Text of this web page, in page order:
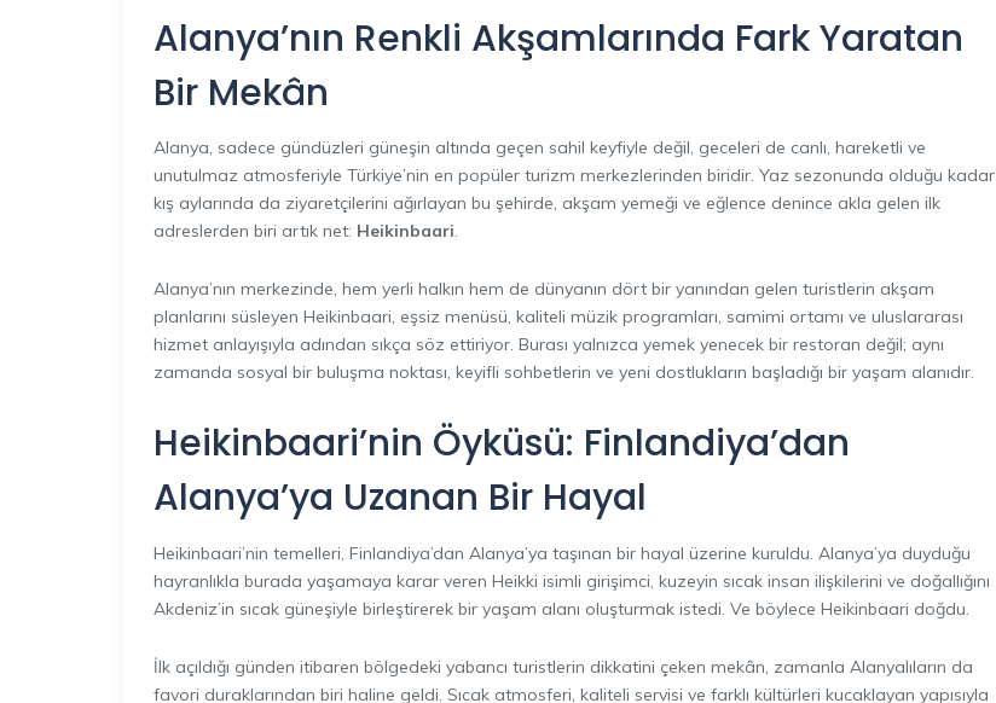
Alanya’nın Renkli Akşamlarında Fark Yaratan
Bir Mekân
Alanya, sadece gündüzleri güneşin altında geçen sahil keyfiyle değil, geceleri de canlı, hareketli ve
unutulmaz atmosferiyle Türkiye’nin en popüler turizm merkezlerinden biridir. Yaz sezonunda olduğu kadar
kış aylarında da ziyaretçilerini ağırlayan bu şehirde, akşam yemeği ve eğlence denince akla gelen ilk
adreslerden biri artık net: Heikinbaari.
Alanya’nın merkezinde, hem yerli halkın hem de dünyanın dört bir yanından gelen turistlerin akşam
planlarını süsleyen Heikinbaari, eşsiz menüsü, kaliteli müzik programları, samimi ortamı ve uluslararası
hizmet anlayışıyla adından sıkça söz ettiriyor. Burası yalnızca yemek yenecek bir restoran değil; aynı
zamanda sosyal bir buluşma noktası, keyifli sohbetlerin ve yeni dostlukların başladığı bir yaşam alanıdır.
Heikinbaari’nin Öyküsü: Finlandiya’dan
Alanya’ya Uzanan Bir Hayal
Heikinbaari’nin temelleri, Finlandiya’dan Alanya’ya taşınan bir hayal üzerine kuruldu. Alanya’ya duyduğu
hayranlıkla burada yaşamaya karar veren Heikki isimli girişimci, kuzeyin sıcak insan ilişkilerini ve doğallığını
Akdeniz’in sıcak güneşiyle birleştirerek bir yaşam alanı oluşturmak istedi. Ve böylece Heikinbaari doğdu.
İlk açıldığı günden itibaren bölgedeki yabancı turistlerin dikkatini çeken mekân, zamanla Alanyalıların da
favori duraklarından biri haline geldi. Sıcak atmosferi, kaliteli servisi ve farklı kültürleri kucaklayan yapısıyla